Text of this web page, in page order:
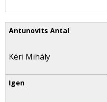
Kéri Mihály